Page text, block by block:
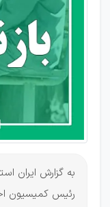
به گزارش ایران
رئیس کمیسیون